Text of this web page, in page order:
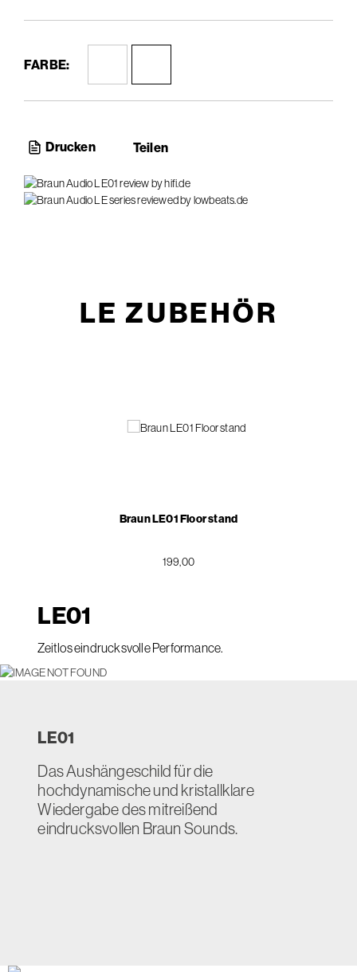
FARBE:
Drucken Teilen
LE ZUBEHÖR
Braun LE01 Floor stand
199,00
LE01
Zeitlos eindrucksvolle Performance.
LE01
Das Aushängeschild für die
hochdynamische und kristallklare
Wiedergabe des mitreißend
eindrucksvollen Braun Sounds.